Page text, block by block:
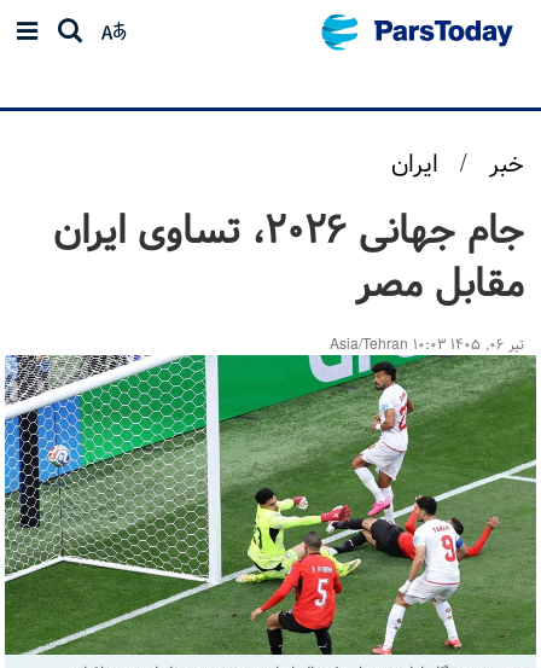
خبر / ایران
جام جهانی ۲۰۲۶، تساوی ایران
مقابل مصر
تیر ۰۶, ۱۴۰۵ ۱۰:۰۳ Asia/Tehran